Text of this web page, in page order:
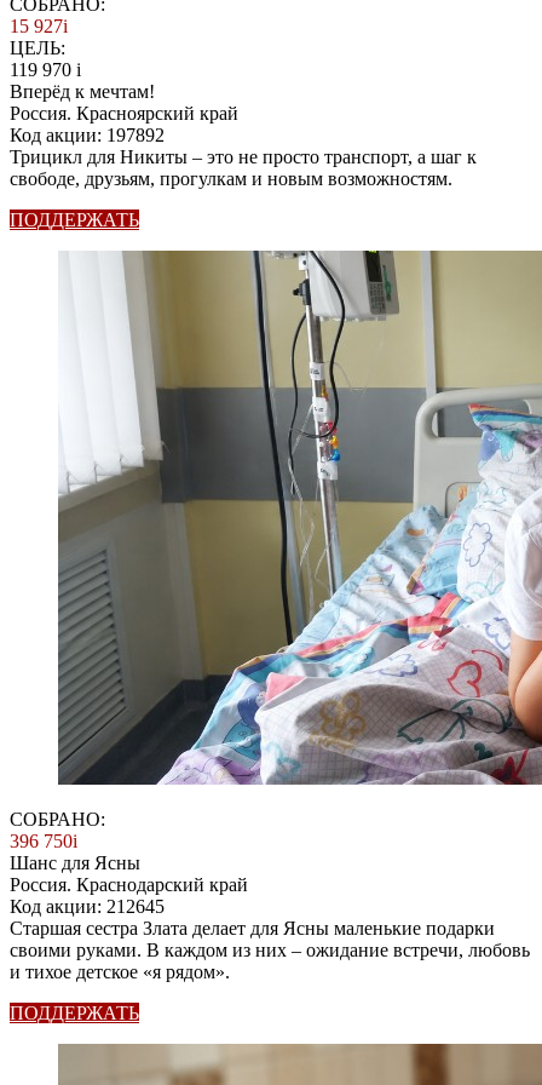
СОБРАНО:
15 927i
ЦЕЛЬ:
119 970 i
Вперёд к мечтам!
Россия. Красноярский край
Код акции: 197892
Трицикл для Никиты – это не просто транспорт, а шаг к
свободе, друзьям, прогулкам и новым возможностям.
ПОДДЕРЖАТЬ
СОБРАНО:
396 750i
Шанс для Ясны
Россия. Краснодарский край
Код акции: 212645
Старшая сестра Злата делает для Ясны маленькие подарки
своими руками. В каждом из них – ожидание встречи, любовь
и тихое детское «я рядом».
ПОДДЕРЖАТЬ